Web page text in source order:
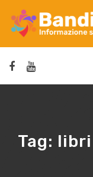
Tag: libri